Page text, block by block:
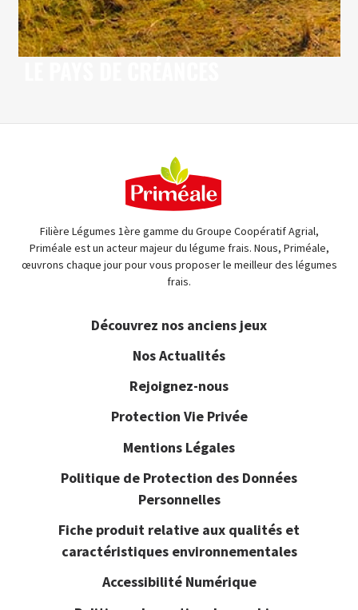
Filière Légumes 1ère gamme du Groupe Coopératif Agrial,
Priméale est un acteur majeur du légume frais. Nous, Priméale,
œuvrons chaque jour pour vous proposer le meilleur des légumes
frais.
Découvrez nos anciens jeux
Nos Actualités
Rejoignez-nous
Protection Vie Privée
Mentions Légales
Politique de Protection des Données
Personnelles
Fiche produit relative aux qualités et
caractéristiques environnementales
Accessibilité Numérique